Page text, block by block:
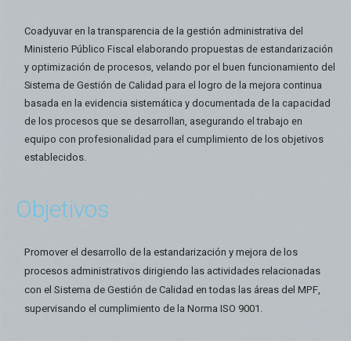
Coadyuvar en la transparencia de la gestión administrativa del
Ministerio Público Fiscal elaborando propuestas de estandarización
y optimización de procesos, velando por el buen funcionamiento del
Sistema de Gestión de Calidad para el logro de la mejora continua
basada en la evidencia sistemática y documentada de la capacidad
de los procesos que se desarrollan, asegurando el trabajo en
equipo con profesionalidad para el cumplimiento de los objetivos
establecidos.
Objetivos
Promover el desarrollo de la estandarización y mejora de los
procesos administrativos dirigiendo las actividades relacionadas
con el Sistema de Gestión de Calidad en todas las áreas del MPF,
supervisando el cumplimiento de la Norma ISO 9001.